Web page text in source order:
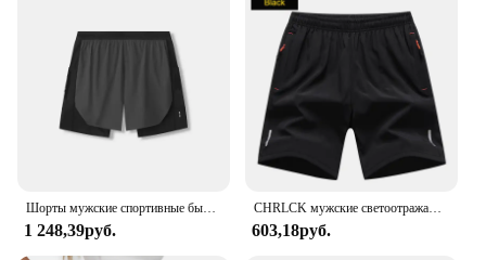
1 248,39руб.
CHRLCK мужские светоотражающие шорты для бега, летние быстросохнущие брюки, мужские дышащие брюки из ледяного шелка для рыбалки, большой размер M-8XL
603,18руб.